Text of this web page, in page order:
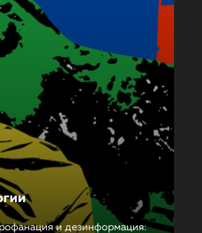
и дезинформация: